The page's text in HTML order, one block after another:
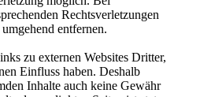
Rechtsverletzungen
entfernen.
zu externen Websites Dritter,
Einfluss haben. Deshalb
Inhalte auch keine Gewähr